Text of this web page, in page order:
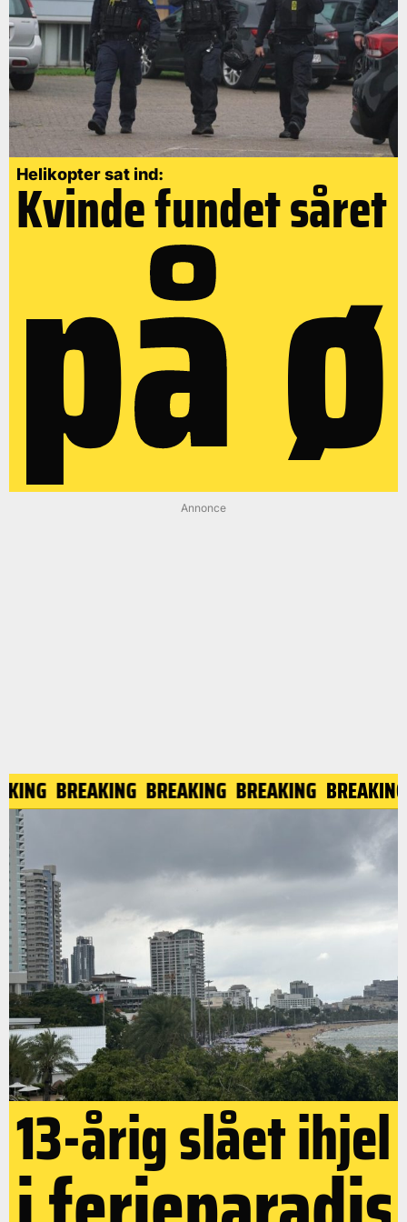
Helikopter sat ind:
Kvinde fundet såret
på ø
Annonce
BREAKING BREAKING BREAKING BREAKING
13-årig slået ihjel